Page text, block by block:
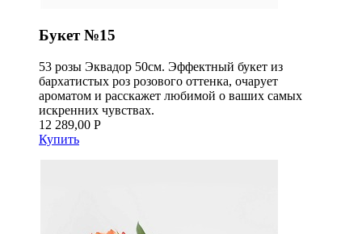
Букет №15
53 розы Эквадор 50см. Эффектный букет из
бархатистых роз розового оттенка, очарует
ароматом и расскажет любимой о ваших самых
искренних чувствах.
12 289,00 Р
Купить